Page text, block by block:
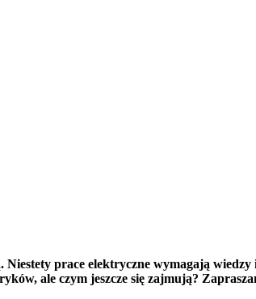
prace elektryczne wymagają
ale czym jeszcze się zajmują?